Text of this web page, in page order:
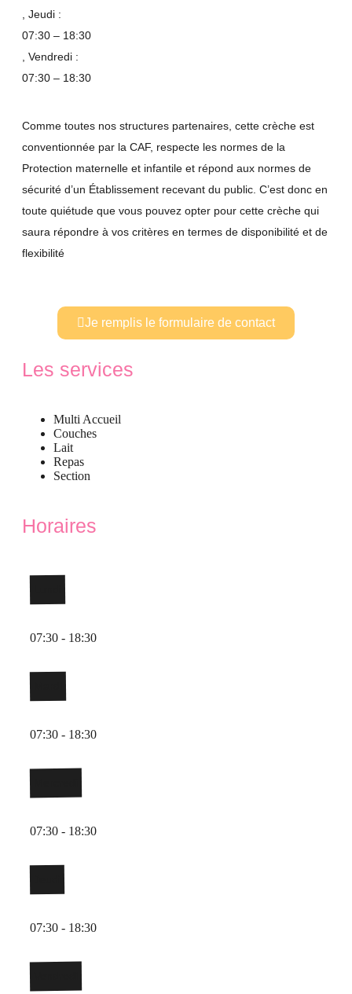
, Jeudi :
07:30 – 18:30
, Vendredi :
07:30 – 18:30
Comme toutes nos structures partenaires, cette crèche est
conventionnée par la CAF, respecte les normes de la
Protection maternelle et infantile et répond aux normes de
sécurité d’un Établissement recevant du public. C’est donc en
toute quiétude que vous pouvez opter pour cette crèche qui
saura répondre à vos critères en termes de disponibilité et de
flexibilité
Je remplis le formulaire de contact
Les services
Multi Accueil
Couches
Lait
Repas
Section
Horaires
07:30 - 18:30
07:30 - 18:30
07:30 - 18:30
07:30 - 18:30